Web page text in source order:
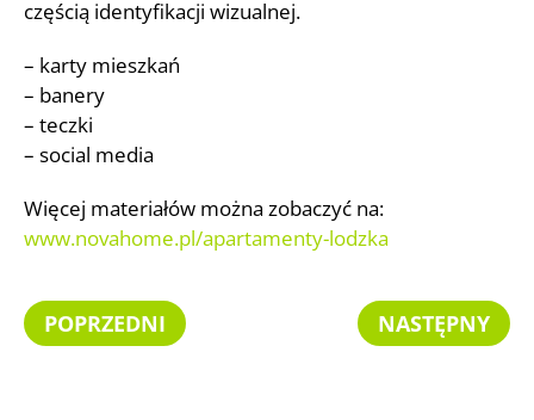
częścią identyfikacji wizualnej.
– karty mieszkań
– banery
– teczki
– social media
Więcej materiałów można zobaczyć na:
www.novahome.pl/apartamenty-lodzka
POPRZEDNI NASTĘPNY